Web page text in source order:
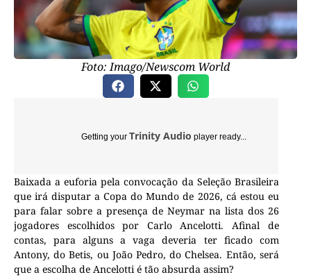
Foto: Imago/Newscom World
Getting your Trinity Audio player ready...
Baixada a euforia pela convocação da Seleção Brasileira
que irá disputar a Copa do Mundo de 2026, cá estou eu
para falar sobre a presença de Neymar na lista dos 26
jogadores escolhidos por Carlo Ancelotti. Afinal de
contas, para alguns a vaga deveria ter ficado com
Antony, do Betis, ou João Pedro, do Chelsea. Então, será
que a escolha de Ancelotti é tão absurda assim?